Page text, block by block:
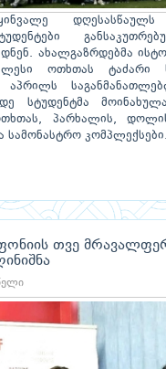
დღესასწაულს
ახალგაზრდებმა
ოთხთას ტაძარი
აპრილს
სტუდენტმა
პარხალის,
სამონასტრო კომპლექსები.
თვე